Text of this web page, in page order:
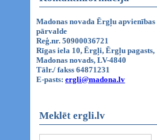
Madonas novada Ērgļu apvienības
pārvalde
Reģ.nr. 50900036721
Rīgas iela 10, Ērgļi, Ērgļu pagasts,
Madonas novads, LV-4840
Tālr./ fakss 64871231
E-pasts: ergli@madona.lv
Meklēt ergli.lv